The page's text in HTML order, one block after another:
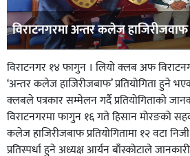
विराटनगरमा अन्तर कलेज हाजिरीजवाफ
विराटनगर १४ फागुन । लियो क्लब अफ
‘अन्तर कलेज हाजिरीजबाफ’ प्रतियोगिता हुने
क्लबले पत्रकार सम्मेलन गर्दै प्रतियोगिताको
विराटनगरमा फागुन १६ गते हिसान मोरङको
कलेज हाजिरीजबाफ प्रतियोगितामा १२ वटा
प्रतिस्पर्धा हुने अध्यक्ष आर्यन बाँस्कोटाले